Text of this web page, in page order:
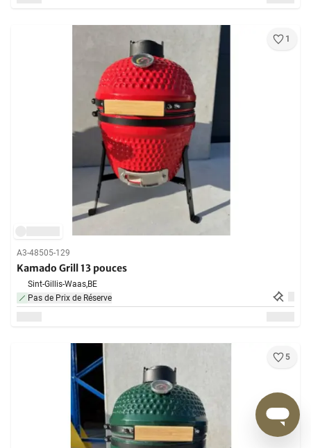
1
A3-48505-129
Kamado Grill 13 pouces
Sint-Gillis-Waas,BE
Pas de Prix de Réserve
5